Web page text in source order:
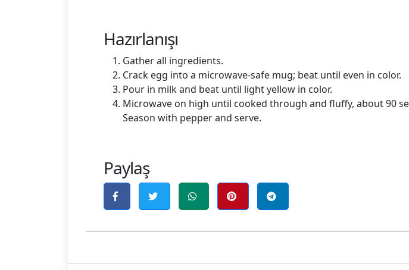
Hazırlanışı
Gather all ingredients.
Crack egg into a microwave-safe mug; beat until even in color.
Pour in milk and beat until light yellow in color.
Microwave on high until cooked through and fluffy, about 90
Season with pepper and serve.
Paylaş